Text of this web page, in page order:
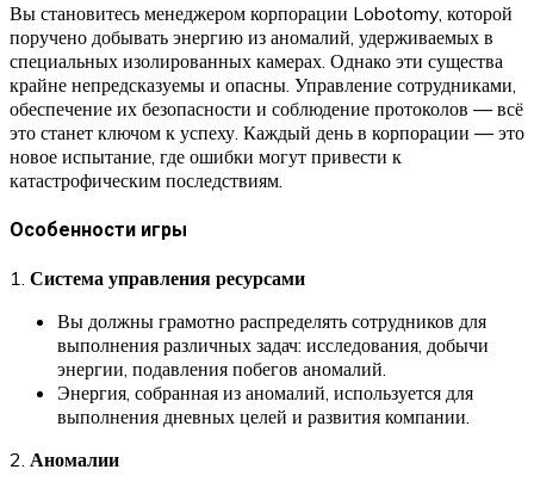
Вы становитесь менеджером корпорации Lobotomy, которой
поручено добывать энергию из аномалий, удерживаемых в
специальных изолированных камерах. Однако эти существа
крайне непредсказуемы и опасны. Управление сотрудниками,
обеспечение их безопасности и соблюдение протоколов — всё
это станет ключом к успеху. Каждый день в корпорации — это
новое испытание, где ошибки могут привести к
катастрофическим последствиям.
Особенности игры
1. Система управления ресурсами
Вы должны грамотно распределять сотрудников для
выполнения различных задач: исследования, добычи
энергии, подавления побегов аномалий.
Энергия, собранная из аномалий, используется для
выполнения дневных целей и развития компании.
2. Аномалии